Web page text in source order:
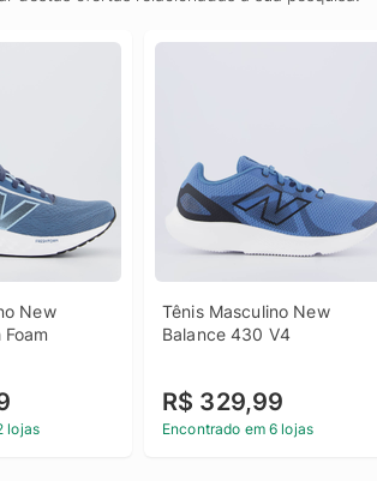
New
lojas
Tênis Masculino New
Balance 430 V4
R$ 329,99
Encontrado em 6 lojas